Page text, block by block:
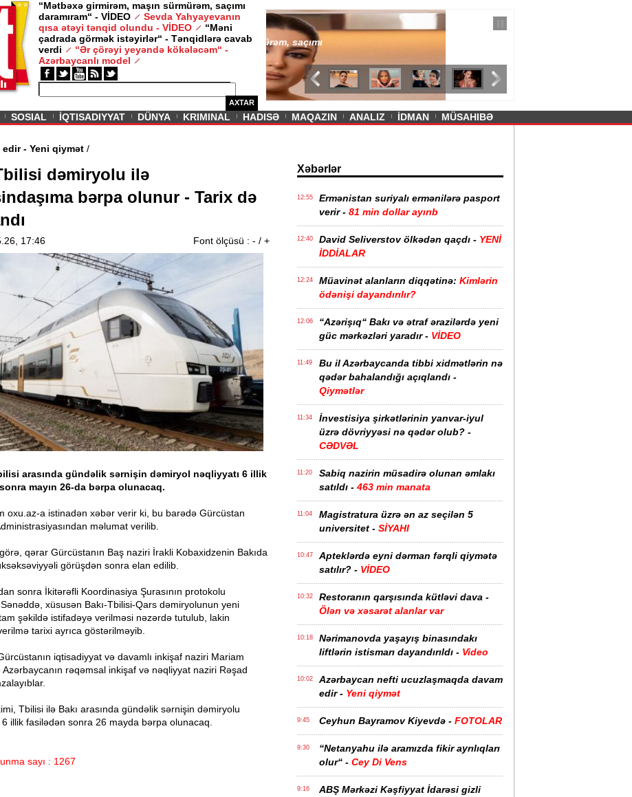
“Mətbəxə girmirəm, maşın sürmürəm, saçımı
daramıram“ - VİDEO
Sevda Yahyayevanın
qısa ətəyi tənqid olundu - VİDEO
“Məni
çadrada görmək istəyirlər“ - Tənqidlərə cavab
verdi
“Ər çörəyi yeyəndə kökələcəm“ -
Azərbaycanlı model
AXTAR
/ MAQAZIN /
Sevda Yahyayevanın qısa ətəyi tənqid olundu -
VİDEO
SOSIAL İQTISADIYYAT DÜNYA KRIMINAL HADISƏ MAQAZIN ANALIZ İDMAN MÜSAHIBƏ
davam edir - Yeni qiymət
dəmiryolu ilə
bərpa olunur - Tarix də
17:46 Font ölçüsü : - / +
arasında gündəlik sərnişin dəmiryol nəqliyyatı 6 illik
mayın 26-da bərpa olunacaq.
oxu.az-a istinadən xəbər verir ki, bu barədə Gürcüstan
məlumat verilib.
qərar Gürcüstanın Baş naziri İrakli Kobaxidzenin Bakıda
görüşdən sonra elan edilib.
sonra İkitərəfli Koordinasiya Şurasının protokolu
Sənəddə, xüsusən Bakı-Tbilisi-Qars dəmiryolunun yeni
şəkildə istifadəyə verilməsi nəzərdə tutulub, lakin
tarixi ayrıca göstərilməyib.
iqtisadiyyat və davamlı inkişaf naziri Mariam
Azərbaycanın rəqəmsal inkişaf və nəqliyyat naziri Rəşad
Tbilisi ilə Bakı arasında gündəlik sərnişin dəmiryolu
6 illik fasilədən sonra 26 mayda bərpa olunacaq.
sayı : 1267
Xəbərlər
12:55
Ermənistan suriyalı ermənilərə pasport
verir - 81 min dollar ayırıb
12:40 David Seliverstov ölkədən qaçdı - YENİ
İDDİALAR
12:24 Müavinət alanların diqqətinə: Kimlərin
ödənişi dayandırılır?
12:06
“Azərişıq“ Bakı və ətraf ərazilərdə yeni
güc mərkəzləri yaradır - VİDEO
11:49
Bu il Azərbaycanda tibbi xidmətlərin nə
qədər bahalandığı açıqlandı -
Qiymətlər
11:34
İnvestisiya şirkətlərinin yanvar-iyul
üzrə dövriyyəsi nə qədər olub? -
CƏDVƏL
11:20
Sabiq nazirin müsadirə olunan əmlakı
satıldı - 463 min manata
11:04
Magistratura üzrə ən az seçilən 5
universitet - SİYAHI
10:47
Apteklərdə eyni dərman fərqli qiymətə
satılır? - VİDEO
10:32
Restoranın qarşısında kütləvi dava -
Ölən və xəsarət alanlar var
10:18
Nərimanovda yaşayış binasındakı
liftlərin istismarı dayandırıldı - Video
10:02
Azərbaycan nefti ucuzlaşmaqda davam
edir - Yeni qiymət
9:45 Ceyhun Bayramov Kiyevdə - FOTOLAR
9:30
“Netanyahu ilə aramızda fikir ayrılıqları
olur“ - Cey Di Vens
9:16
ABŞ Mərkəzi Kəşfiyyat İdarəsi gizli